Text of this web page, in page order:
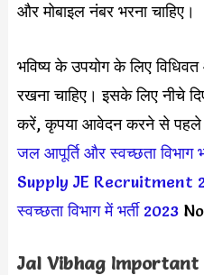
और मोबाइल नंबर भरना चाहिए।
भविष्य के उपयोग के लिए
रखना चाहिए। इसके लिए नीचे
करें, कृपया आवेदन करने से पहले
जल आपूर्ति और स्वच्छता विभाग
Supply JE Recruitment
स्वच्छता विभाग में भर्ती 2023
Jal Vibhag Important